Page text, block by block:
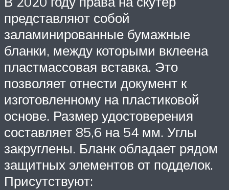
представляют собой
заламинированные бумажные
бланки, между которыми вклеена
пластмассовая вставка. Это
позволяет отнести документ к
изготовленному на пластиковой
основе. Размер удостоверения
составляет 85,6 на 54 мм. Углы
закруглены. Бланк обладает рядом
защитных элементов от подделок.
Присутствуют: